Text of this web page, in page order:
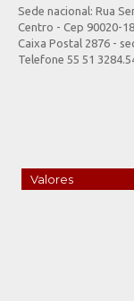
Sede nacional: Rua
Centro - Cep 90020-
Caixa Postal 2876 -
Telefone 55 51
Valores